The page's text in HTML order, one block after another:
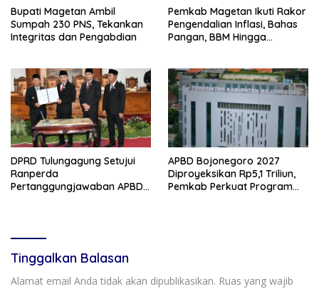
Bupati Magetan Ambil
Sumpah 230 PNS, Tekankan
Integritas dan Pengabdian
Pemkab Magetan Ikuti Rakor
Pengendalian Inflasi, Bahas
Pangan, BBM Hingga
DPRD Tulungagung Setujui
Ranperda
Pertanggungjawaban APBD
APBD Bojonegoro 2027
Diproyeksikan Rp5,1 Triliun,
Pemkab Perkuat Program
Tinggalkan Balasan
Alamat email Anda tidak akan dipublikasikan. Ruas yang wajib